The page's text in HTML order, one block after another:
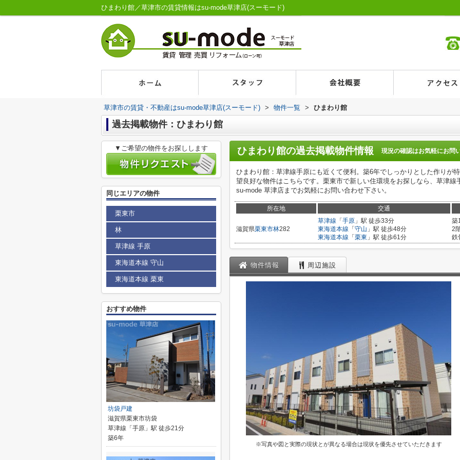
ひまわり館／草津市の賃貸情報はsu-mode草津店(スーモード)
草津市の賃貸・不動産はsu-mode草津店(スーモード) > 物件一覧 > ひまわり館
過去掲載物件：ひまわり館
ひまわり館の過去掲載物件情報 現況の確認はお気軽にお問
ひまわり館：草津線手原にも近くて便利。築6年でしっかりとした作りが
望良好な物件はこちらです。栗東市で新しい住環境をお探しなら、草津
su-mode 草津店までお気軽にお問い合わせ下さい。
所在地 交通
滋賀県栗東市林282
草津線 「 手原 」駅 徒歩33分
東海道本線 「 守山 」駅 徒歩48分
東海道本線 「 栗東 」駅 徒歩61分
築
2
鉄
物件情報 周辺施設
※写真や図と実際の現状とが異なる場合は現状を優先させていただきます
▼ご希望の物件をお探しします
同じエリアの物件
栗東市
林
草津線 手原
東海道本線 守山
東海道本線 栗東
おすすめ物件
坊袋戸建
滋賀県栗東市坊袋
草津線「手原」駅 徒歩21分
築6年